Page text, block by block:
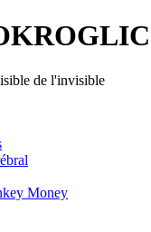
de l'invisible
Money